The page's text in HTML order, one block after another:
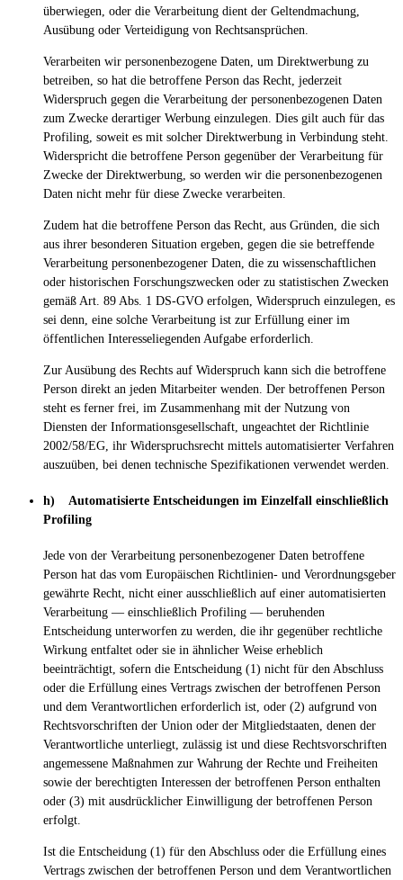
überwiegen, oder die Verarbeitung dient der Geltendmachung,
Ausübung oder Verteidigung von Rechtsansprüchen.
Verarbeiten wir personenbezogene Daten, um Direktwerbung zu
betreiben, so hat die betroffene Person das Recht, jederzeit
Widerspruch gegen die Verarbeitung der personenbezogenen Daten
zum Zwecke derartiger Werbung einzulegen. Dies gilt auch für das
Profiling, soweit es mit solcher Direktwerbung in Verbindung steht.
Widerspricht die betroffene Person gegenüber der Verarbeitung für
Zwecke der Direktwerbung, so werden wir die personenbezogenen
Daten nicht mehr für diese Zwecke verarbeiten.
Zudem hat die betroffene Person das Recht, aus Gründen, die sich
aus ihrer besonderen Situation ergeben, gegen die sie betreffende
Verarbeitung personenbezogener Daten, die zu wissenschaftlichen
oder historischen Forschungszwecken oder zu statistischen Zwecken
gemäß Art. 89 Abs. 1 DS-GVO erfolgen, Widerspruch einzulegen, es
sei denn, eine solche Verarbeitung ist zur Erfüllung einer im
öffentlichen Interesseliegenden Aufgabe erforderlich.
Zur Ausübung des Rechts auf Widerspruch kann sich die betroffene
Person direkt an jeden Mitarbeiter wenden. Der betroffenen Person
steht es ferner frei, im Zusammenhang mit der Nutzung von
Diensten der Informationsgesellschaft, ungeachtet der Richtlinie
2002/58/EG, ihr Widerspruchsrecht mittels automatisierter Verfahren
auszuüben, bei denen technische Spezifikationen verwendet werden.
h) Automatisierte Entscheidungen im Einzelfall einschließlich
Profiling
Jede von der Verarbeitung personenbezogener Daten betroffene
Person hat das vom Europäischen Richtlinien- und Verordnungsgeber
gewährte Recht, nicht einer ausschließlich auf einer automatisierten
Verarbeitung — einschließlich Profiling — beruhenden
Entscheidung unterworfen zu werden, die ihr gegenüber rechtliche
Wirkung entfaltet oder sie in ähnlicher Weise erheblich
beeinträchtigt, sofern die Entscheidung (1) nicht für den Abschluss
oder die Erfüllung eines Vertrags zwischen der betroffenen Person
und dem Verantwortlichen erforderlich ist, oder (2) aufgrund von
Rechtsvorschriften der Union oder der Mitgliedstaaten, denen der
Verantwortliche unterliegt, zulässig ist und diese Rechtsvorschriften
angemessene Maßnahmen zur Wahrung der Rechte und Freiheiten
sowie der berechtigten Interessen der betroffenen Person enthalten
oder (3) mit ausdrücklicher Einwilligung der betroffenen Person
erfolgt.
Ist die Entscheidung (1) für den Abschluss oder die Erfüllung eines
Vertrags zwischen der betroffenen Person und dem Verantwortlichen